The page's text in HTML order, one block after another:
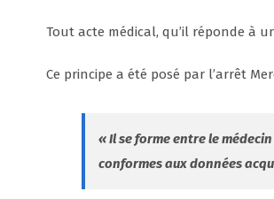
Tout acte médical, qu’il réponde à
Ce principe a été posé par l’arrêt
« Il se forme entre le
conformes aux données